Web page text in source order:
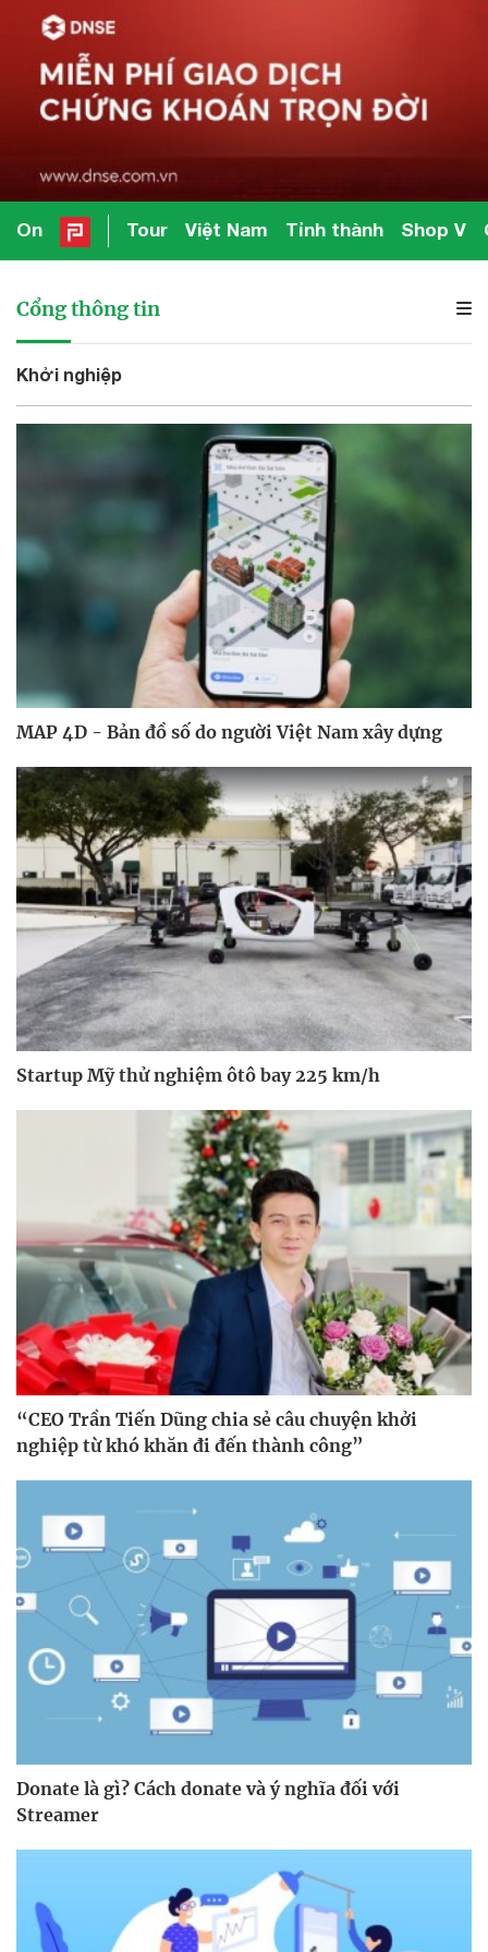
On Tour Việt Nam Tỉnh thành Shop V
Cổng thông tin
Khởi nghiệp
MAP 4D - Bản đồ số do người Việt Nam xây dựng
Startup Mỹ thử nghiệm ôtô bay 225 km/h
“CEO Trần Tiến Dũng chia sẻ câu chuyện khởi
nghiệp từ khó khăn đi đến thành công”
Donate là gì? Cách donate và ý nghĩa đối với
Streamer